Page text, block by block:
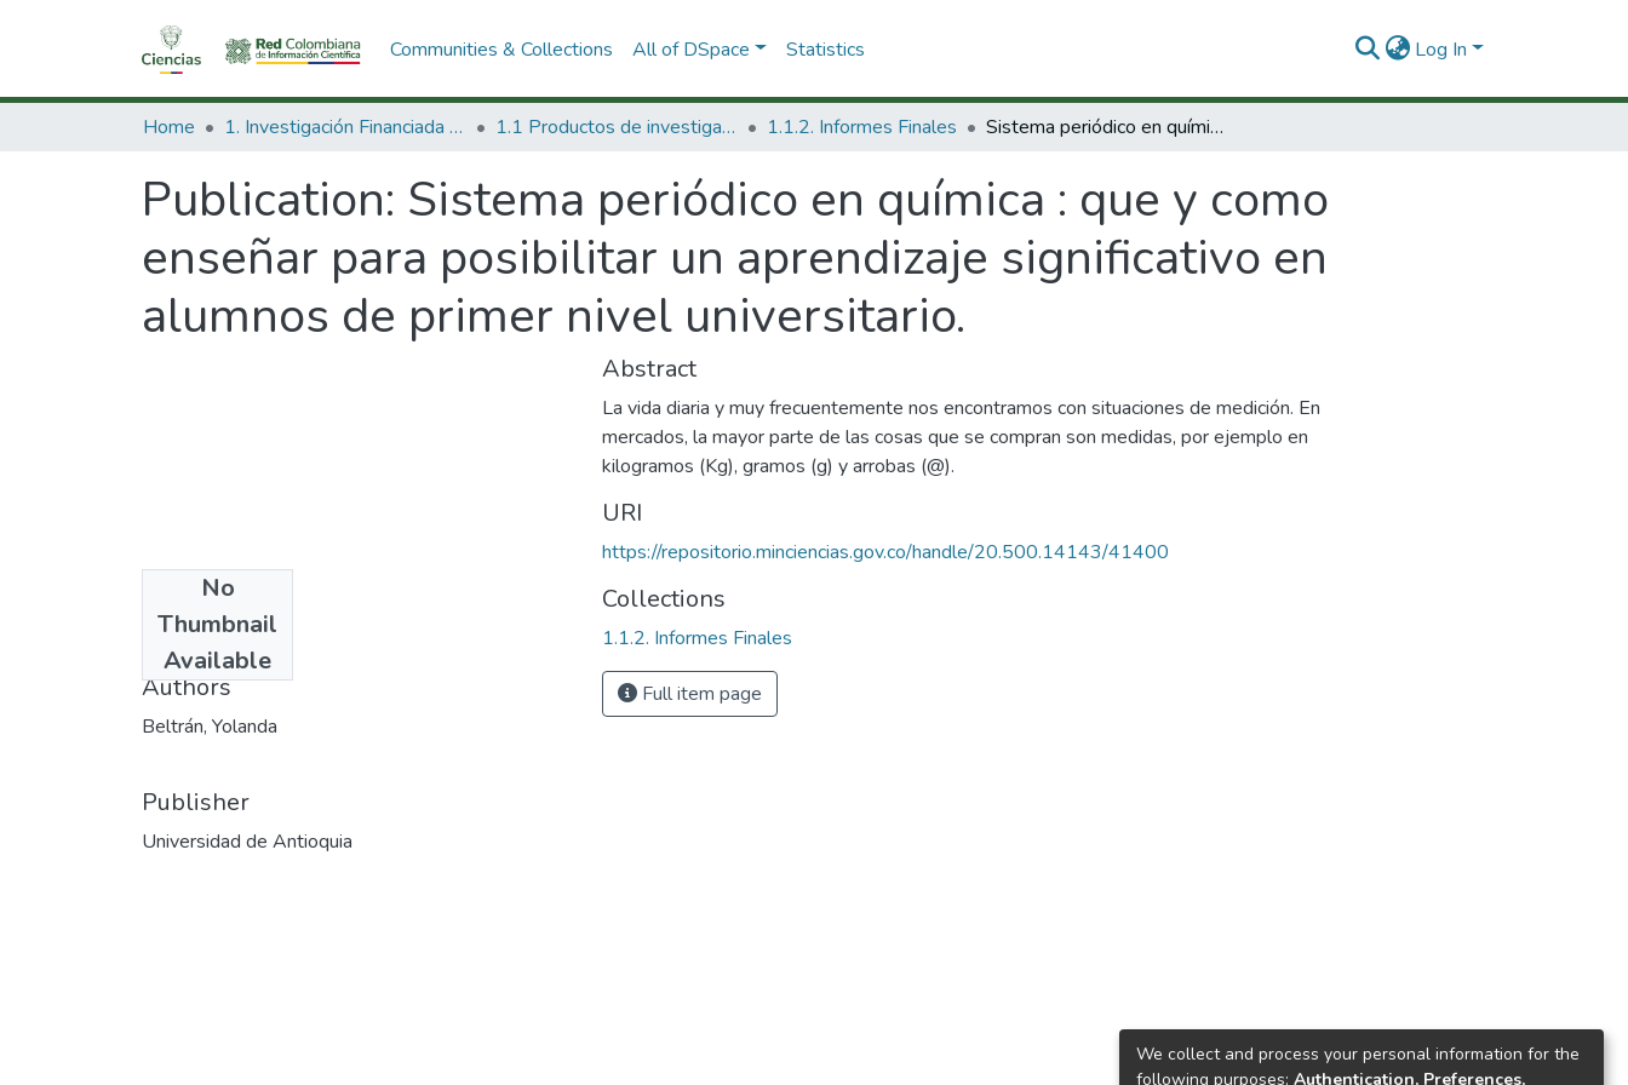
Communities & Collections All of DSpace Statistics Log In
Home 1. Investigación Financiada con Recursos Públicos 1.1 Productos de investigación 1.1.2. Informes Finales Sistema periódico en química : que y como enseñar para posibilitar un aprendizaje significativo en alumnos de primer nivel universitario.
Publication: Sistema periódico en química : que y como
enseñar para posibilitar un aprendizaje significativo en
alumnos de primer nivel universitario.
No
Thumbnail
Available
2002
Authors
Beltrán, Yolanda
Publisher
Universidad de Antioquia
Abstract
La vida diaria y muy frecuentemente nos encontramos con situaciones de medición. En
mercados, la mayor parte de las cosas que se compran son medidas, por ejemplo en
kilogramos (Kg), gramos (g) y arrobas (@).
URI
https://repositorio.minciencias.gov.co/handle/20.500.14143/41400
Collections
1.1.2. Informes Finales
Full item page
We collect and process your personal information for the
following purposes: Authentication, Preferences,